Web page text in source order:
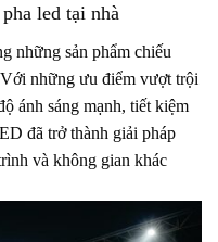
led tại nhà
những sản phẩm chiếu
những ưu điểm vượt trội
ánh sáng mạnh, tiết kiệm
đã trở thành giải pháp
và không gian khác